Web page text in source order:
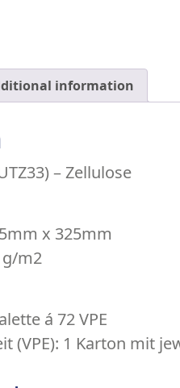
information
– Zellulose
x 325mm
g/m2
á 72 VPE
(VPE): 1 Karton mit